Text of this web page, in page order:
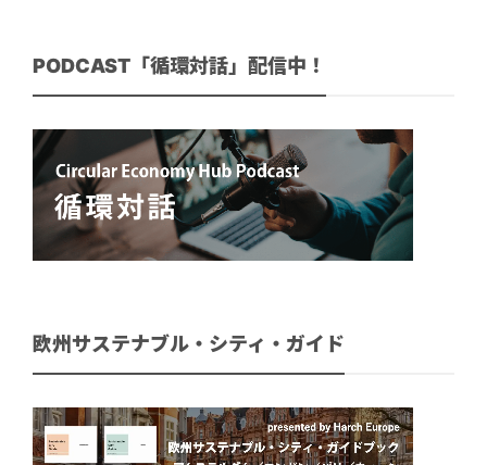
PODCAST「循環対話」配信中！
欧州サステナブル・シティ・ガイド